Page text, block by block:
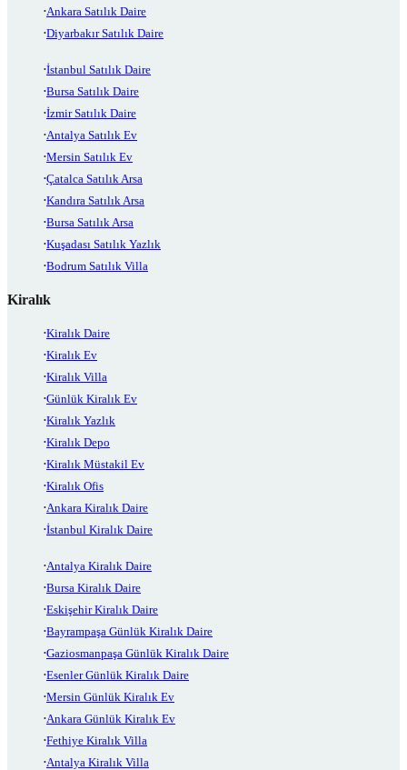
Ankara Satılık Daire
Diyarbakır Satılık Daire
İstanbul Satılık Daire
Bursa Satılık Daire
İzmir Satılık Daire
Antalya Satılık Ev
Mersin Satılık Ev
Çatalca Satılık Arsa
Kandıra Satılık Arsa
Bursa Satılık Arsa
Kuşadası Satılık Yazlık
Bodrum Satılık Villa
Kiralık
Kiralık Daire
Kiralık Ev
Kiralık Villa
Günlük Kiralık Ev
Kiralık Yazlık
Kiralık Depo
Kiralık Müstakil Ev
Kiralık Ofis
Ankara Kiralık Daire
İstanbul Kiralık Daire
Antalya Kiralık Daire
Bursa Kiralık Daire
Eskişehir Kiralık Daire
Bayrampaşa Günlük Kiralık Daire
Gaziosmanpaşa Günlük Kiralık Daire
Esenler Günlük Kiralık Daire
Mersin Günlük Kiralık Ev
Ankara Günlük Kiralık Ev
Fethiye Kiralık Villa
Antalya Kiralık Villa